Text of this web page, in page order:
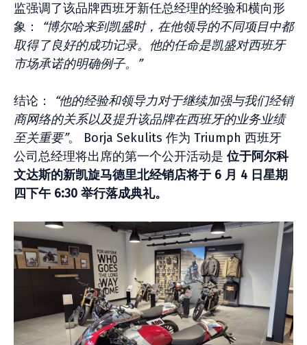
监强调了该品牌西班牙新任总经理的经验和横向形
象：
“博尔哈来到凯盛时，在他领导的不同项目中都
取得了良好的成功记录。他的任命是凯盛对西班牙
市场承诺的明确例子。”
结论：
“他的经验和领导力对于继续加强与我们经销
商网络的关系以及提升该品牌在西班牙的业务业绩
至关重要”。 Borja Sekulits 作为 Triumph 西班牙
公司总经理将出席的第一个公开活动是 位于阿尔科
文达斯的新凯旋马德里北经销店将于 6 月 4 日星期
四下午 6:30 举行落成典礼。